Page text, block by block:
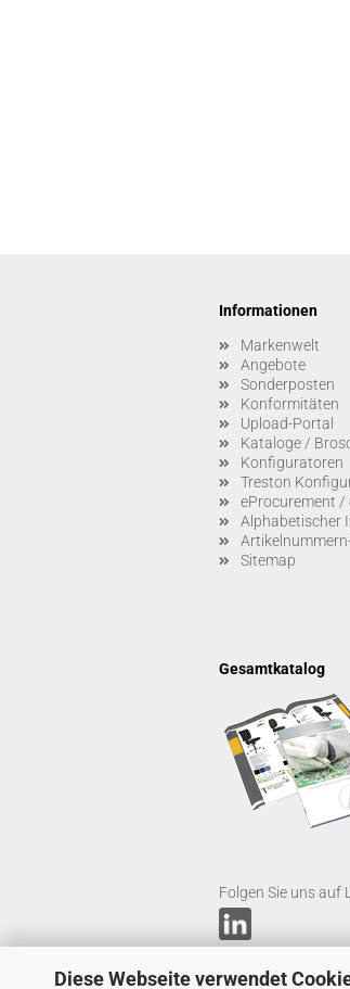
Diese Webseite verwendet
Informationen
Markenwelt
Angebote
Sonderposten
Konformitäten
Upload-Portal
Kataloge /
Konfiguratoren
Treston
eProcurement /
Alphabetischer
Sitemap
Gesamtkatalog
Folgen Sie uns auf